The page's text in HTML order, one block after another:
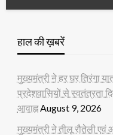
हाल की ख़बरें
मुख्यमंत्री ने हर घर तिरंगा
प्रदेशवासियों से स्वतंत्रता
आवाह्न August 9, 2026
मुख्यमंत्री ने तीलू रौतेली एवं